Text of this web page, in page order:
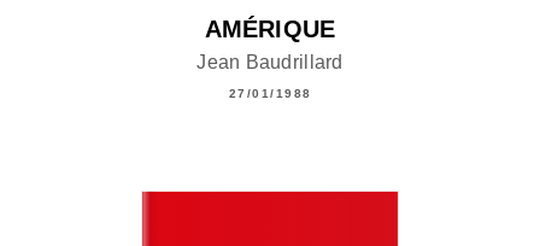
AMÉRIQUE
Jean Baudrillard
27/01/1988